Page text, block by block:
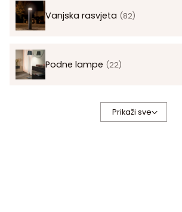
Vanjska rasvjeta (82)
Podne lampe (22)
Prikaži sve